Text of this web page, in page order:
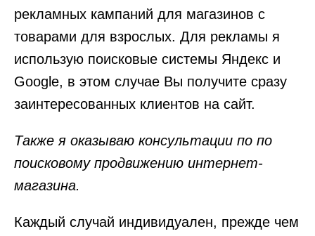
рекламных кампаний для магазинов с
товарами для взрослых. Для рекламы я
использую поисковые системы Яндекс и
Google, в этом случае Вы получите сразу
заинтересованных клиентов на сайт.
Также я оказываю консультации по по
поисковому продвижению интернет-
магазина.
Каждый случай индивидуален, прежде чем